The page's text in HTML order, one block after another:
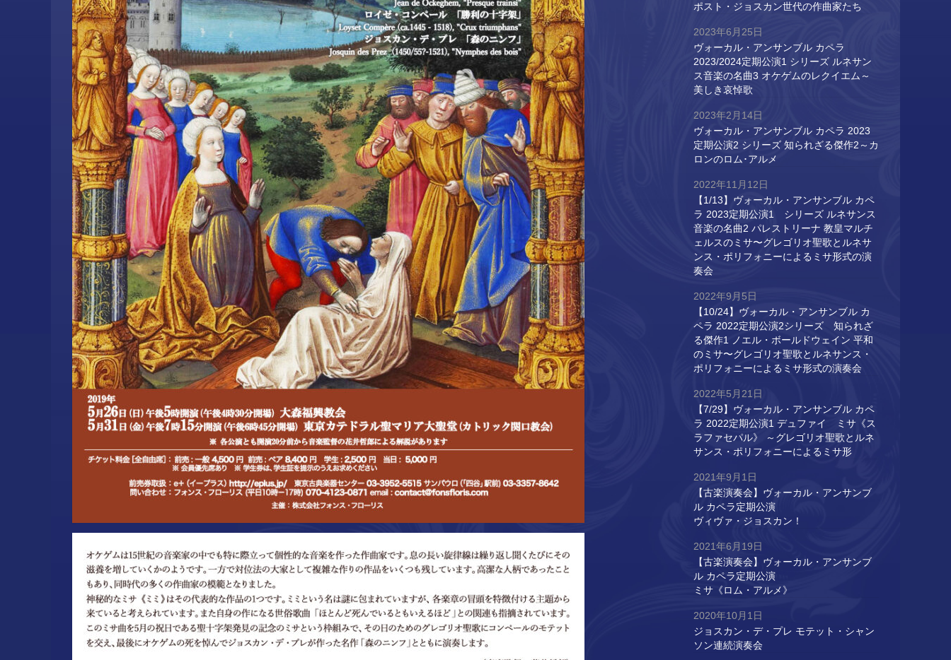
ポスト・ジョスカン世代の作曲家たち
ヴォーカル・アンサンブル カペラ
2023/2024定期公演1 シリーズ ルネサン
ス音楽の名曲3 オケゲムのレクイエム～
美しき哀悼歌
2023年6月25日
ヴォーカル・アンサンブル カペラ 2023
定期公演2 シリーズ 知られざる傑作2～カ
ロンのロム･アルメ
2023年2月14日
【1/13】ヴォーカル・アンサンブル カペ
ラ 2023定期公演1 シリーズ ルネサンス
音楽の名曲2 パレストリーナ 教皇マルチ
ェルスのミサ〜グレゴリオ聖歌とルネサ
ンス・ポリフォニーによるミサ形式の演
奏会
2022年11月12日
【10/24】ヴォーカル・アンサンブル カ
ペラ 2022定期公演2シリーズ 知られざ
る傑作1 ノエル・ボールドウェイン 平和
のミサ〜グレゴリオ聖歌とルネサンス・
ポリフォニーによるミサ形式の演奏会
2022年9月5日
【7/29】ヴォーカル・アンサンブル カペ
ラ 2022定期公演1 デュファイ ミサ《ス
ラファセパル》 ～グレゴリオ聖歌とルネ
サンス・ポリフォニーによるミサ形
2022年5月21日
【古楽演奏会】ヴォーカル・アンサンブ
ル カペラ定期公演
ヴィヴァ・ジョスカン！
2021年9月1日
【古楽演奏会】ヴォーカル・アンサンブ
ル カペラ定期公演
ミサ《ロム・アルメ》
2021年6月19日
ジョスカン・デ・プレ モテット・シャン
ソン連続演奏会
2020年10月1日